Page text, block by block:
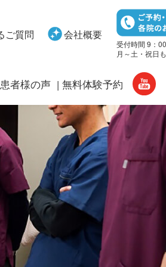
ご質問 会社概要
受付時間 9：
月～土・祝日
患者様の声 無料体験予約